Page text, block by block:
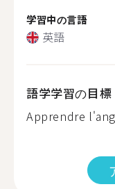
学習中の言語
英語
語学学習の目標
Apprendre